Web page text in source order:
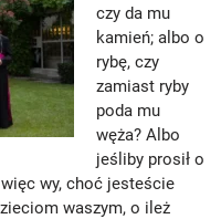
czy da mu
kamień; albo o
rybę, czy
zamiast ryby
poda mu
węża? Albo
jeśliby prosił o
wy, choć jesteście
waszym, o ileż